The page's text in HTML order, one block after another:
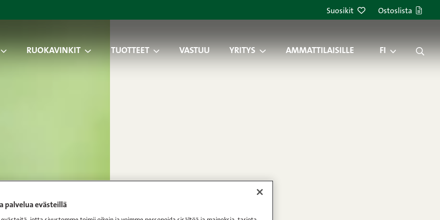
Suosikit Ostoslista
RUOKAVINKIT TUOTTEET VASTUU YRITYS AMMATTILAISILLE FI
palvelua evästeillä